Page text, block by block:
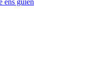
ens guien